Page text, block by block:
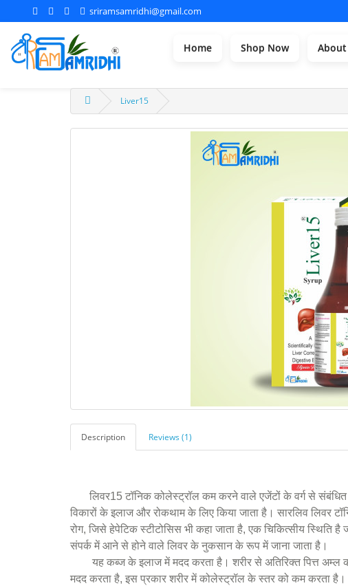
sriramsamridhi@gmail.com
Home Shop Now About
Liver15
Description Reviews (1)
लिवर15 टॉनिक कोलेस्ट्रॉल कम करने वाले एजेंटों के वर्ग से संबंधित
विकारों के इलाज और रोकथाम के लिए किया जाता है। सारलिव
रोग, जिसे हेपेटिक स्टीटोसिस भी कहा जाता है, एक चिकित्सीय स्थिति
संपर्क में आने से होने वाले लिवर के नुकसान के रूप में जाना जाता है।
यह कब्ज के इलाज में मदद करता है। शरीर से अतिरिक्त पित्त अम्ल
मदद करता है, इस प्रकार शरीर में कोलेस्ट्रॉल के स्तर को कम करता है।